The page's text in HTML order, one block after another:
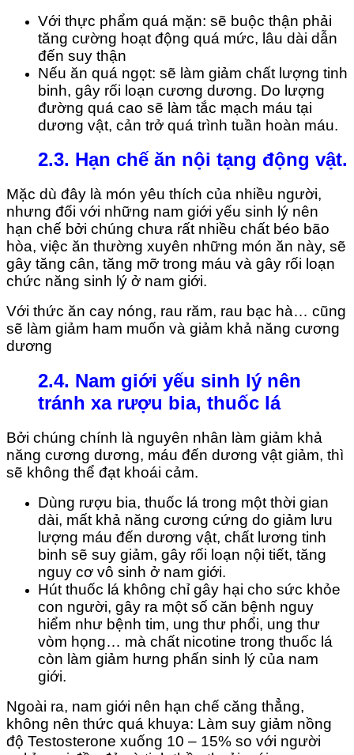
Với thực phẩm quá mặn: sẽ buộc thận phải
tăng cường hoạt động quá mức, lâu dài dẫn
đến suy thận
Nếu ăn quá ngọt: sẽ làm giảm chất lượng tinh
binh, gây rối loạn cương dương. Do lượng
đường quá cao sẽ làm tắc mạch máu tại
dương vật, cản trở quá trình tuần hoàn máu.
2.3. Hạn chế ăn nội tạng động vật.
Mặc dù đây là món yêu thích của nhiều người,
nhưng đối với những nam giới yếu sinh lý nên
hạn chế bởi chúng chưa rất nhiều chất béo bão
hòa, việc ăn thường xuyên những món ăn này, sẽ
gây tăng cân, tăng mỡ trong máu và gây rối loạn
chức năng sinh lý ở nam giới.
Với thức ăn cay nóng, rau răm, rau bạc hà… cũng
sẽ làm giảm ham muốn và giảm khả năng cương
dương
2.4. Nam giới yếu sinh lý nên
tránh xa rượu bia, thuốc lá
Bởi chúng chính là nguyên nhân làm giảm khả
năng cương dương, máu đến dương vật giảm, thì
sẽ không thể đạt khoái cảm.
Dùng rượu bia, thuốc lá trong một thời gian
dài, mất khả năng cương cứng do giảm lưu
lượng máu đến dương vật, chất lương tinh
binh sẽ suy giảm, gây rối loạn nội tiết, tăng
nguy cơ vô sinh ở nam giới.
Hút thuốc lá không chỉ gây hại cho sức khỏe
con người, gây ra một số căn bệnh nguy
hiểm như bệnh tim, ung thư phổi, ung thư
vòm họng… mà chất nicotine trong thuốc lá
còn làm giảm hưng phấn sinh lý của nam
giới.
Ngoài ra, nam giới nên hạn chế căng thẳng,
không nên thức quá khuya: Làm suy giảm nồng
độ Testosterone xuống 10 – 15% so với người